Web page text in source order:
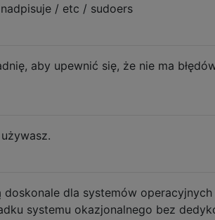
/ etc / sudoers
aby upewnić się, że nie ma
doskonale dla systemów
systemu okazjonalnego bez